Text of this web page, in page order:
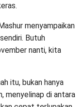
menyampaikan
Butuh
nanti, kita
itu, bukan hanya
menyelinap di antara